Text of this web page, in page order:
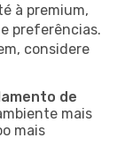
à premium,
preferências.
considere
de
mais
mais